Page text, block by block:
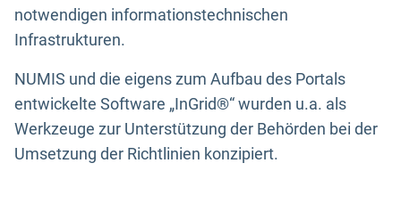
notwendigen informationstechnischen
Infrastrukturen.
NUMIS und die eigens zum Aufbau des Portals
entwickelte Software „InGrid®“ wurden u.a. als
Werkzeuge zur Unterstützung der Behörden bei der
Umsetzung der Richtlinien konzipiert.